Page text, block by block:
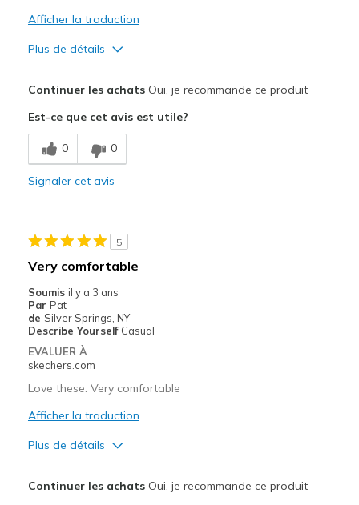
Afficher la traduction
Plus de détails
Comfortable
Durable
Had to stretch them due to stitching rubbing my
Les meilleures utilisations
Travel
Sizing
Feels true to size
View On Shoes
Continuer les achatsOui, je recommande ce produit
Est-ce que cet avis est utile?
0 0
Signaler cet avis
5
Very comfortable
Soumis il y a 3 ans
Par Pat
de Silver Springs, NY
Describe Yourself Casual
EVALUER À
skechers.com
Love these. Very comfortable
Afficher la traduction
Plus de détails
Continuer les achatsOui, je recommande ce produit